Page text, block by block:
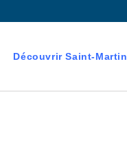
Découvrir Saint-Martin